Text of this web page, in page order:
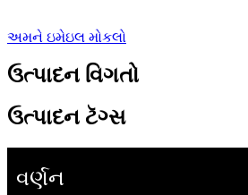
અમને ઇમેઇલ મોકલો
ઉત્પાદન વિગતો
ઉત્પાદન ટૅગ્સ
વર્ણન